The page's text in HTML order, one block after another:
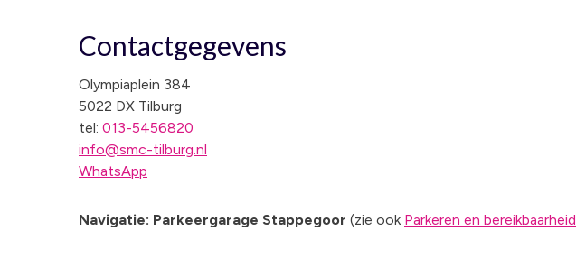
Contactgegevens
Olympiaplein 384
5022 DX Tilburg
tel: 013-5456820
info@smc-tilburg.nl
WhatsApp
Navigatie: Parkeergarage Stappegoor (zie ook Parkeren en bereikbaarheid